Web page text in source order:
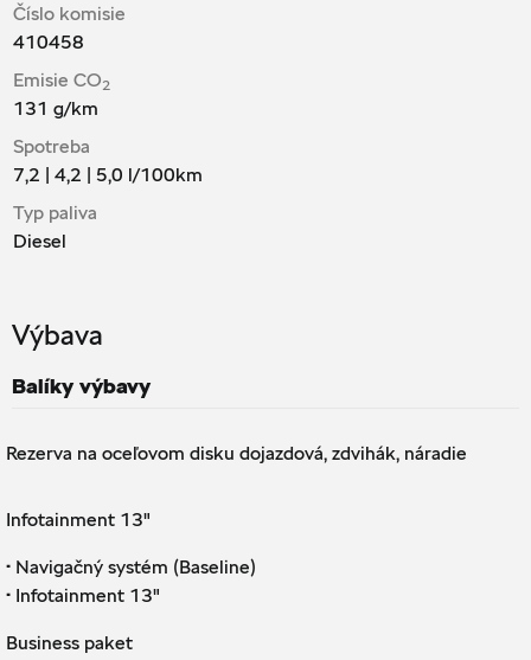
Číslo komisie
410458
Emisie CO2
131 g/km
Spotreba
7,2 | 4,2 | 5,0 l/100km
Typ paliva
Diesel
Výbava
Balíky výbavy
Rezerva na oceľovom disku dojazdová, zdvihák, náradie
Infotainment 13"
· Navigačný systém (Baseline)
· Infotainment 13"
Business paket